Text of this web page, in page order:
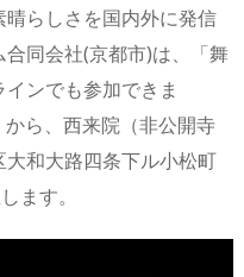
b
o
ar
d
n
d
ro
p.
io
らしさを国内外に発信
同会社(京都市)は、「舞
ンでも参加できま
ら、西来院（非公開寺
和大路四条下ル小松町
ます。